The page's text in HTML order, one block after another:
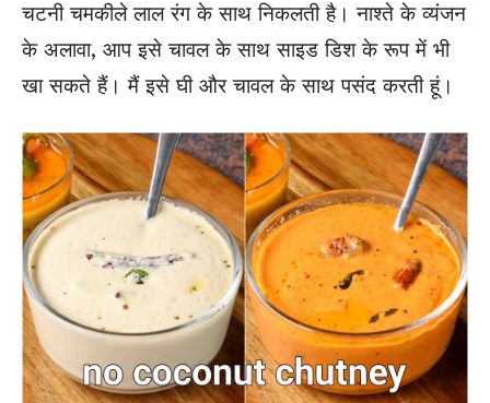
चटनी चमकीले लाल रंग के साथ निकलती है। नाश्ते के व्यंजन
के अलावा, आप इसे चावल के साथ साइड डिश के रूप में भी
खा सकते हैं। मैं इसे घी और चावल के साथ पसंद करती हूं।